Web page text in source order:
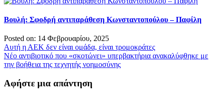
Βουλή: Σφοδρή αντιπαράθεση Κωνσταντοπούλου – Παφίλη
Posted on: 14 Φεβρουαρίου, 2025
Πλοήγηση
άρθρων
Αυτή η ΑΕΚ δεν είναι ομάδα, είναι τρομοκράτες
Νέο αντιβιοτικό που «σκοτώνει» υπερβακτήρια ανακαλύφθηκε με
την βοήθεια της τεχνητής νοημοσύνης
Αφήστε μια απάντηση